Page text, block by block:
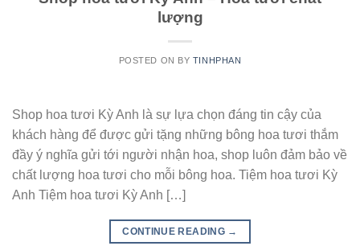
lượng
POSTED ON BY TINHPHAN
Shop hoa tươi Kỳ Anh là sự lựa chọn đáng tin cậy của
khách hàng để được gửi tặng những bông hoa tươi thắm
đầy ý nghĩa gửi tới người nhận hoa, shop luôn đảm bảo về
chất lượng hoa tươi cho mỗi bông hoa. Tiệm hoa tươi Kỳ
Anh Tiệm hoa tươi Kỳ Anh […]
CONTINUE READING →